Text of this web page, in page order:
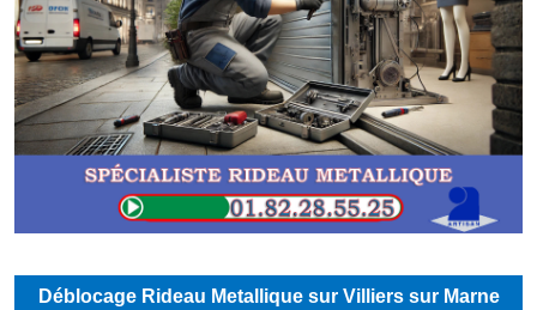
Déblocage Rideau Metallique sur Villiers sur Marne